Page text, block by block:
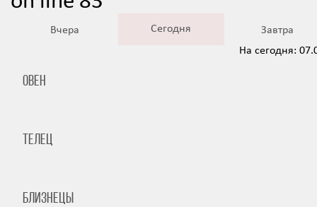
Вчера Сегодня
Завтра
На сегодня:
Овен
Телец
Близнецы